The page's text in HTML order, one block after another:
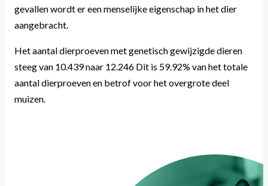
gevallen wordt er een menselijke eigenschap in het dier
aangebracht.
Het aantal dierproeven met genetisch gewijzigde dieren
steeg van 10.439 naar 12.246 Dit is 59.92% van het totale
aantal dierproeven en betrof voor het overgrote deel
muizen.